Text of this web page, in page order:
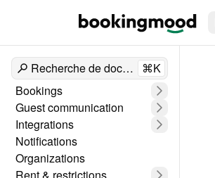
Recherche de documents
⌘K
Bookings
Guest communication
Integrations
Notifications
Organizations